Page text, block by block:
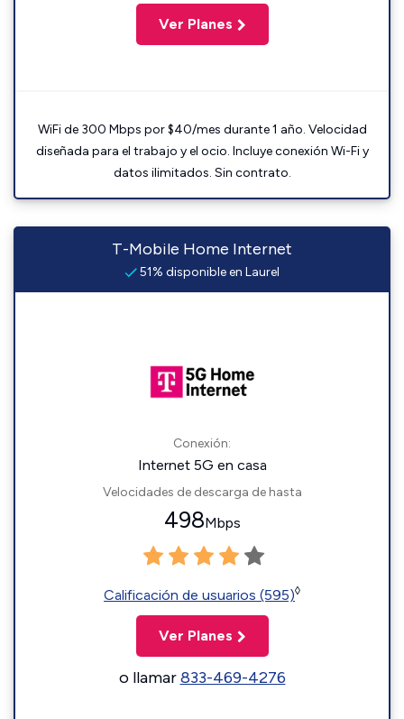
Ver Planes
WiFi de 300 Mbps por $40/mes durante 1 año. Velocidad
diseñada para el trabajo y el ocio. Incluye conexión Wi-Fi y
datos ilimitados. Sin contrato.
T-Mobile Home Internet
51% disponible en Laurel
Conexión:
Internet 5G en casa
Velocidades de descarga de hasta
498Mbps
Calificación de usuarios (595)◊
Ver Planes
o llamar833-469-4276